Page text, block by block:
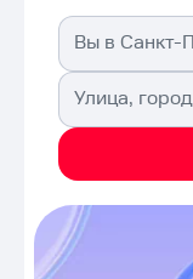
Вы в Санкт-
Улица,